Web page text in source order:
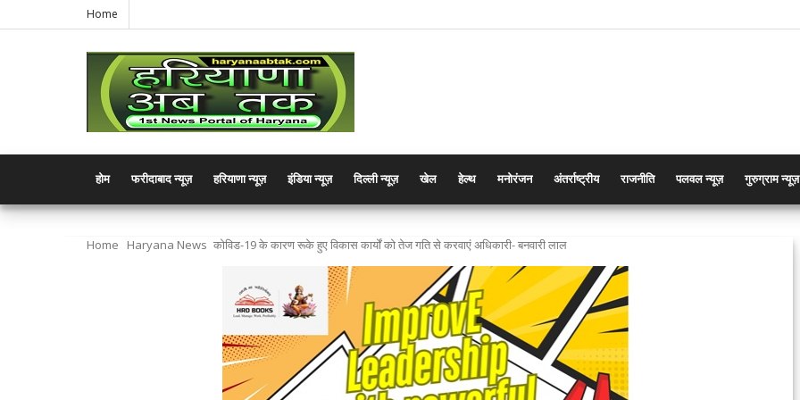
Home
होम फरीदाबाद न्यूज़ हरियाणा न्यूज़ इंडिया न्यूज़ दिल्ली न्यूज़ खेल हेल्थ मनोरंजन अंतर्राष्ट्रीय राजनीति पलवल न्यूज़ गुरुग्राम न्यूज़
Home Haryana News कोविड-19 के कारण रूके हुए विकास कार्यों को तेज गति से करवाएं अधिकारी- बनवारी लाल